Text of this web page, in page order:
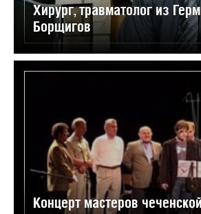
Хирург, травматолог из
Борщигов
Концерт мастеров